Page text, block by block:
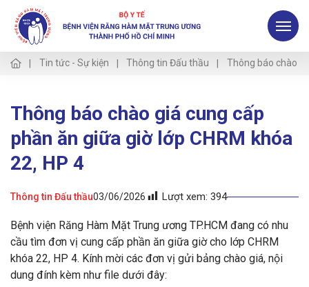
Tin tức - Sự kiện Thông tin Đấu thầu Thông báo chào
Thông báo chào giá cung cấp
phần ăn giữa giờ lớp CHRM khóa
22, HP 4
Thông tin Đấu thầu03/06/2026 Lượt xem: 394
Bệnh viện Răng Hàm Mặt Trung ương TP.HCM đang có nhu
cầu tìm đơn vị cung cấp phần ăn giữa giờ cho lớp CHRM
khóa 22, HP 4. Kính mời các đơn vị gửi bảng chào giá, nội
dung đính kèm như file dưới đây: